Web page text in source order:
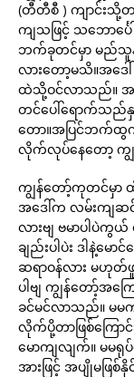
(တီတီစီ ) ကျာင်းသို့တ
ကျသဖြင့် သဘောင်္ပ
ဘက်ခုတင်မှာ မည်သူ
လားတော့မသိ။အဒ
ထဲသို့ဝင်လာသည်။ အဒ
တင်ပေါ်ရောက်သည်
တော။အပြင်ဘက်
လိုက်လုပ်နေတော့ က
ကျွန်တော့်ကုတင်မှာ ထို
အဒေါ်က လမ်းကျဆ
လားဗျ ဗမာပါပဲ
ချည်းပါပဲး ဒါနဲ့မေ
ဆရာဝန်လား မဟုတ်ဖူ
ပါဗျ ကျွန်တော့်အက
ခင်မင်လာသည်။ မမက
လိုက်ပို့တာဖြစ်ကြေ
မောကျလျက်။ မ
အားဖြင့် အပျိုမဖြ